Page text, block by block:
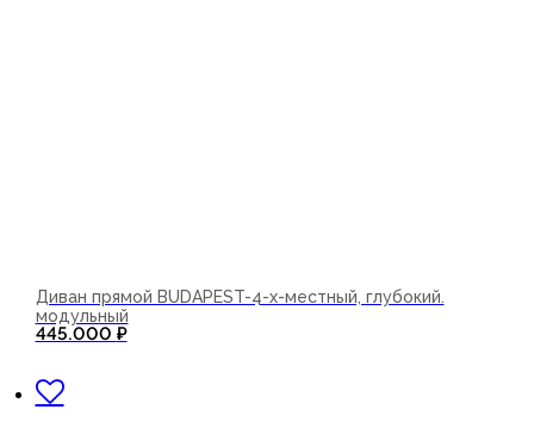
Диван прямой BUDAPEST-4-х-местный, глубокий.
модульный
445.000 ₽